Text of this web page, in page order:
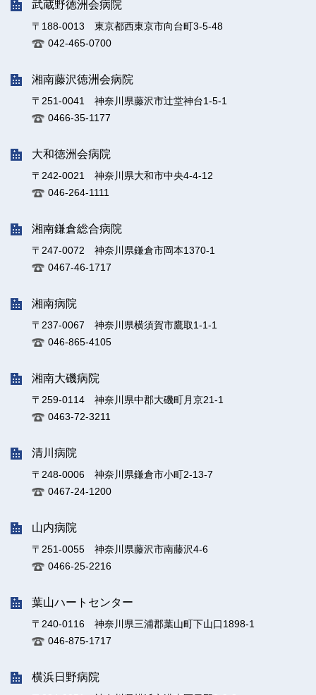
武蔵野徳洲会病院
〒188-0013 東京都西東京市向台町3-5-48
042-465-0700
湘南藤沢徳洲会病院
〒251-0041 神奈川県藤沢市辻堂神台1-5-1
0466-35-1177
大和徳洲会病院
〒242-0021 神奈川県大和市中央4-4-12
046-264-1111
湘南鎌倉総合病院
〒247-0072 神奈川県鎌倉市岡本1370-1
0467-46-1717
湘南病院
〒237-0067 神奈川県横須賀市鷹取1-1-1
046-865-4105
湘南大磯病院
〒259-0114 神奈川県中郡大磯町月京21-1
0463-72-3211
清川病院
〒248-0006 神奈川県鎌倉市小町2-13-7
0467-24-1200
山内病院
〒251-0055 神奈川県藤沢市南藤沢4-6
0466-25-2216
葉山ハートセンター
〒240-0116 神奈川県三浦郡葉山町下山口1898-1
046-875-1717
横浜日野病院